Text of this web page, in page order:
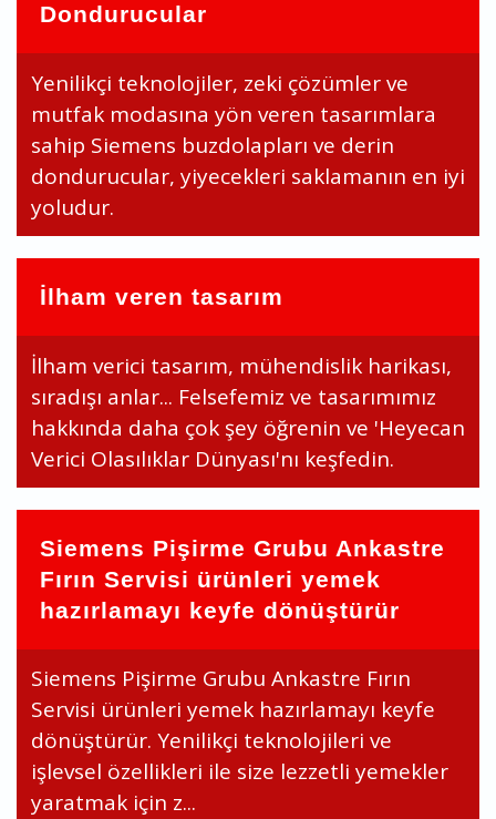
Dondurucular
Yenilikçi teknolojiler, zeki çözümler ve
mutfak modasına yön veren tasarımlara
sahip Siemens buzdolapları ve derin
dondurucular, yiyecekleri saklamanın en iyi
yoludur.
İlham veren tasarım
İlham verici tasarım, mühendislik harikası,
sıradışı anlar... Felsefemiz ve tasarımımız
hakkında daha çok şey öğrenin ve 'Heyecan
Verici Olasılıklar Dünyası'nı keşfedin.
Siemens Pişirme Grubu Ankastre
Fırın Servisi ürünleri yemek
hazırlamayı keyfe dönüştürür
Siemens Pişirme Grubu Ankastre Fırın
Servisi ürünleri yemek hazırlamayı keyfe
dönüştürür. Yenilikçi teknolojileri ve
işlevsel özellikleri ile size lezzetli yemekler
yaratmak için z...